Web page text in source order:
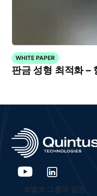
WHITE PAPER
판금 성형 최적화 –
코벨코 그룹의 일원